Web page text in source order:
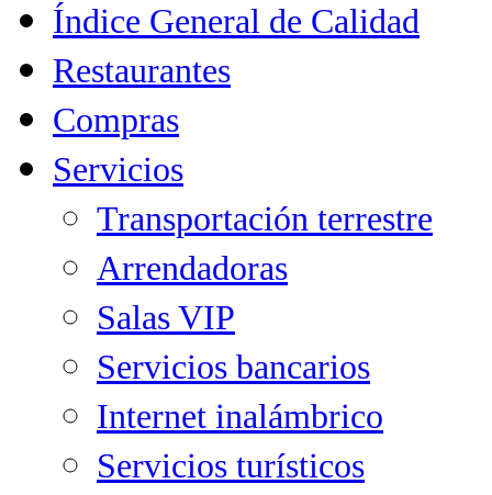
Índice General de Calidad
Restaurantes
Compras
Servicios
Transportación terrestre
Arrendadoras
Salas VIP
Servicios bancarios
Internet inalámbrico
Servicios turísticos